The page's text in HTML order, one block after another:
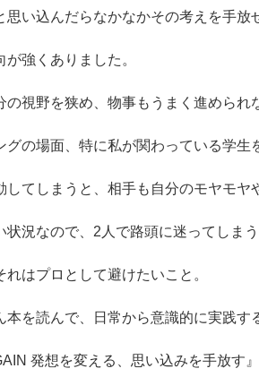
思い込んだらなかなかその考えを手放
強くありました。
の視野を狭め、物事もうまく進められ
グの場面、特に私が関わっている学生
してしまうと、相手も自分のモヤモヤ
状況なので、2人で路頭に迷ってしま
はプロとして避けたいこと。
本を読んで、日常から意識的に実践す
発想を変える、思い込みを手放す